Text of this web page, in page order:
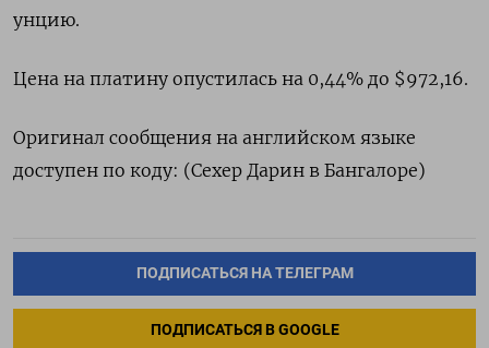
унцию.
Цена на платину опустилась на 0,44% до $972,16.
Оригинал сообщения на английском языке
доступен по коду: (Сехер Дарин в Бангалоре)
ПОДПИСАТЬСЯ НА ТЕЛЕГРАМ
ПОДПИСАТЬСЯ В GOOGLE